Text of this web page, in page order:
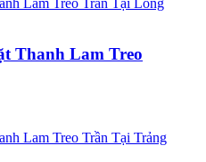
Thanh Lam Treo